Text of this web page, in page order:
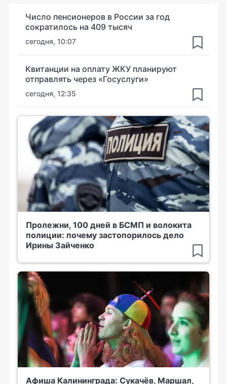
Число пенсионеров в России за год
сократилось на 409 тысяч
сегодня, 10:07
Квитанции на оплату ЖКУ планируют
отправлять через «Госуслуги»
сегодня, 12:35
Пролежни, 100 дней в БСМП и волокита
полиции: почему застопорилось дело
Ирины Зайченко
Афиша Калининграда: Сукачёв, Маршал,